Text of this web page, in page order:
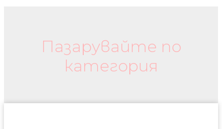
Пазарувайте по
категория